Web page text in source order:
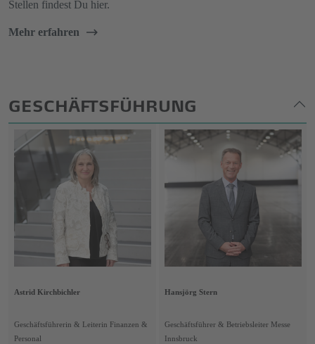
Stellen findest Du hier.
Mehr erfahren
GESCHÄFTSFÜHRUNG
Astrid Kirchbichler
Geschäftsführerin & Leiterin Finanzen &
Personal
Hansjörg Stern
Geschäftsführer & Betriebsleiter Messe
Innsbruck